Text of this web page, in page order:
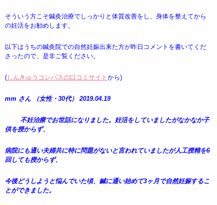
そういう方こそ鍼灸治療でしっかりと体質改善をし、身体を整えてから
の妊活をお勧めします。
以下はうちの鍼灸院での自然妊娠出来た方が昨日コメントを書いてくだ
さったので、是非ご覧ください。
( しんきゅうコンパスの口コミサイト から)
mm さん （女性・30代） 2019.04.19
不妊治療でお世話になりました。妊活をしていましたがなかなか子
供を授からず、
病院にも通い夫婦共に特に問題がないと言われていましたが人工授精を6
回しても授からず、
今後どうしようと悩んでいた頃、鍼に通い始めて3ヶ月で自然妊娠するこ
とができました。